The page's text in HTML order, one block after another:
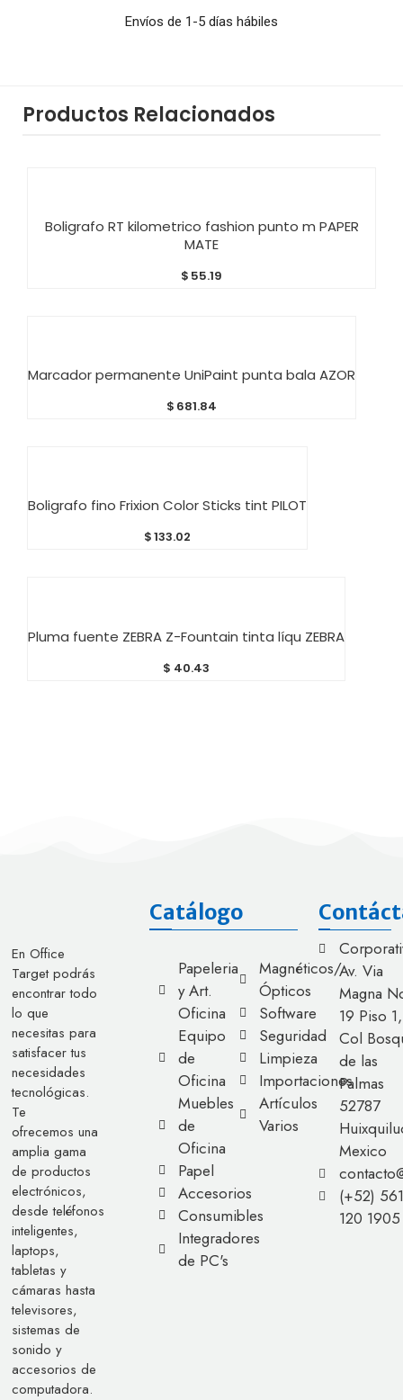
Envíos de 1-5 días hábiles
Productos Relacionados
Boligrafo RT kilometrico fashion punto m PAPER
MATE
$ 55.19
Marcador permanente UniPaint punta bala AZOR
$ 681.84
Boligrafo fino Frixion Color Sticks tint PILOT
$133.02
Pluma fuente ZEBRA Z-Fountain tinta líqu ZEBRA
$ 40.43
En Office
Target podrás
encontrar todo
lo que
necesitas para
satisfacer tus
necesidades
tecnológicas.
Te
ofrecemos una
amplia gama
de productos
electrónicos,
desde teléfonos
inteligentes,
laptops,
tabletas y
cámaras hasta
televisores,
sistemas de
sonido y
accesorios de
computadora.
Catálogo
Papeleria
y Art.
Oficina
Equipo
de
Oficina
Muebles
de
Oficina
Papel
Accesorios
Consumibles
Integradores
de PC's
Magnéticos/
Ópticos
Software
Seguridad
Limpieza
Importaciones
Artículos
Varios
Av. Via
Magna
19 Piso 1,
Col
de las
Palmas
52787
Mexico
(+52) 561
120 1905